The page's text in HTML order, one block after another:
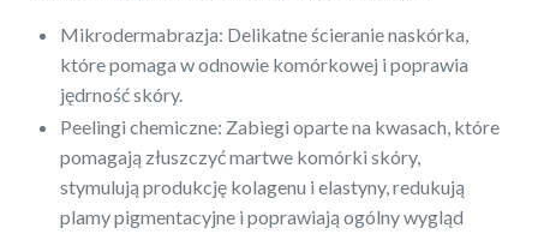
Mikrodermabrazja: Delikatne ścieranie naskórka,
które pomaga w odnowie komórkowej i poprawia
jędrność skóry.
Peelingi chemiczne: Zabiegi oparte na kwasach, które
pomagają złuszczyć martwe komórki skóry,
stymulują produkcję kolagenu i elastyny, redukują
plamy pigmentacyjne i poprawiają ogólny wygląd